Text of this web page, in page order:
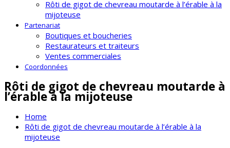
Rôti de gigot de chevreau moutarde à l’érable à la
mijoteuse
Partenariat
Boutiques et boucheries
Restaurateurs et traiteurs
Ventes commerciales
Coordonnées
Rôti de gigot de chevreau moutarde à
l’érable à la mijoteuse
Home
Rôti de gigot de chevreau moutarde à l’érable à la
mijoteuse